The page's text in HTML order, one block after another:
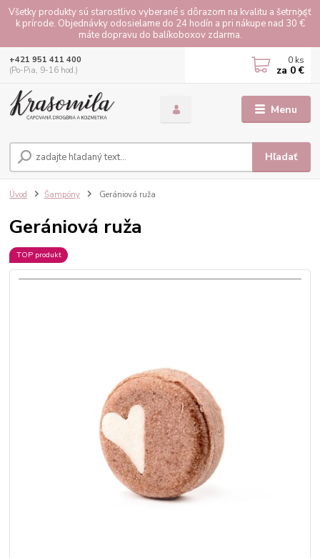
Všetky produkty sú starostlivo vyberané s dôrazom na kvalitu a šetrnosť
k prírode. Objednávky odosielame do 24 hodín a pri nákupe nad 30 €
máte dopravu do balíkoboxov zdarma.
Menu
Hľadať
+421 951 411 400
(Po-Pia, 9-16 hod.)
0 ks
za 0 €
Úvod Šampóny Gerániová ruža
Gerániová ruža
TOP produkt